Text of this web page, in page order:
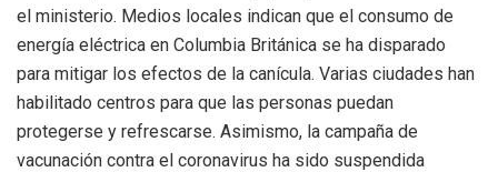
el ministerio. Medios locales indican que el consumo de
energía eléctrica en Columbia Británica se ha disparado
para mitigar los efectos de la canícula. Varias ciudades han
habilitado centros para que las personas puedan
protegerse y refrescarse. Asimismo, la campaña de
vacunación contra el coronavirus ha sido suspendida